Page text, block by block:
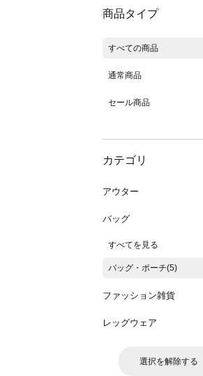
商品タイプ
すべての商品
通常商品
セール商品
カテゴリ
アウター
バッグ
すべてを見る
バッグ・ポーチ(5)
ファッション雑貨
レッグウェア
選択を解除する